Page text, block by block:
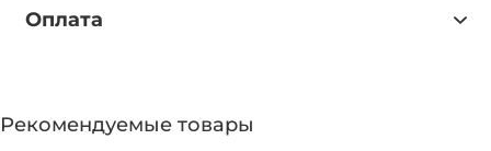
Оплата
Рекомендуемые товары